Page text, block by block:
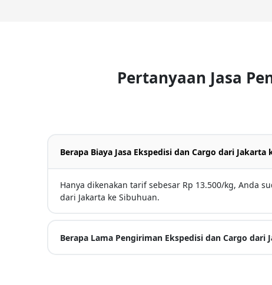
Pertanyaan Jasa
Berapa Biaya Jasa Ekspedisi dan Cargo dari Jakarta
Hanya dikenakan tarif sebesar Rp 13.500/kg, Anda
dari Jakarta ke Sibuhuan.
Berapa Lama Pengiriman Ekspedisi dan Cargo dari